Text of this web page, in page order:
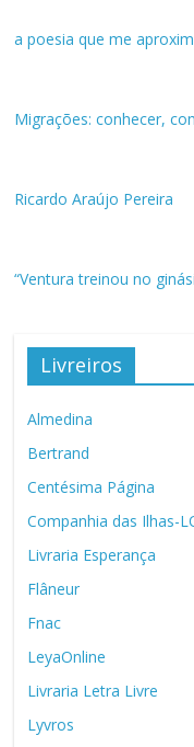
a poesia que me
Migrações: conhecer,
Ricardo Araújo Pereira
“Ventura treinou no
Livreiros
Almedina
Bertrand
Centésima Página
Companhia das Ilhas-
Livraria Esperança
Flâneur
Fnac
LeyaOnline
Livraria Letra Livre
Lyvros